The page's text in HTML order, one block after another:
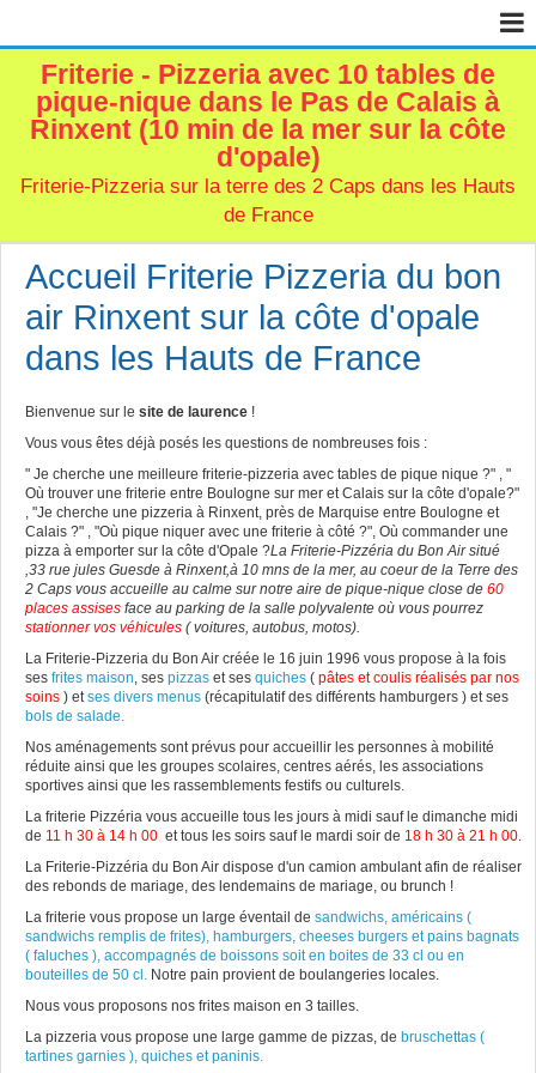
Page d'accueil
Livre d'or
Friterie - Pizzeria avec 10 tables de
pique-nique dans le Pas de Calais à
Rinxent (10 min de la mer sur la côte
d'opale)
Friterie-Pizzeria sur la terre des 2 Caps dans les Hauts
de France
Accueil Friterie Pizzeria du bon
air Rinxent sur la côte d'opale
dans les Hauts de France
Bienvenue sur le site de laurence !
Vous vous êtes déjà posés les questions de nombreuses fois :
" Je cherche une meilleure friterie-pizzeria avec tables de pique nique ?" , "
Où trouver une friterie entre Boulogne sur mer et Calais sur la côte d'opale?"
, "Je cherche une pizzeria à Rinxent, près de Marquise entre Boulogne et
Calais ?" , "Où pique niquer avec une friterie à côté ?", Où commander une
pizza à emporter sur la côte d'Opale ?La Friterie-Pizzéria du Bon Air situé
,33 rue jules Guesde à Rinxent,à 10 mns de la mer, au coeur de la Terre des
2 Caps vous accueille au calme sur notre aire de pique-nique close de 60
places assises face au parking de la salle polyvalente où vous pourrez
stationner vos véhicules ( voitures, autobus, motos).
La Friterie-Pizzeria du Bon Air créée le 16 juin 1996 vous propose à la fois
ses frites maison , ses pizzas et ses quiches ( pâtes et coulis réalisés par nos
soins ) et ses divers menus (récapitulatif des différents hamburgers ) et ses
bols de salade
Nos aménagements sont prévus pour accueillir les personnes à mobilité
réduite ainsi que les groupes scolaires, centres aérés, les associations
sportives ainsi que les rassemblements festifs ou culturels.
La friterie Pizzéria vous accueille tous les jours à midi sauf le dimanche midi
de 11 h 30 à 14 h 00 et tous les soirs sauf le mardi soir de 18 h 30 à 21 h 00
La Friterie-Pizzéria du Bon Air dispose d'un camion ambulant afin de réaliser
des rebonds de mariage, des lendemains de mariage, ou brunch !
La friterie vous propose un large éventail de sandwichs, américains (
sandwichs remplis de frites), hamburgers, cheeses burgers et pains bagnats
( faluches ), accompagnés de boissons soit en boites de 33 cl ou en
bouteilles de 50 cl.
Notre pain provient de boulangeries locales.
Nous vous proposons nos frites maison en 3 tailles.
La pizzeria vous propose une large gamme de pizzas, de bruschettas (
tartines garnies ), quiches et paninis.